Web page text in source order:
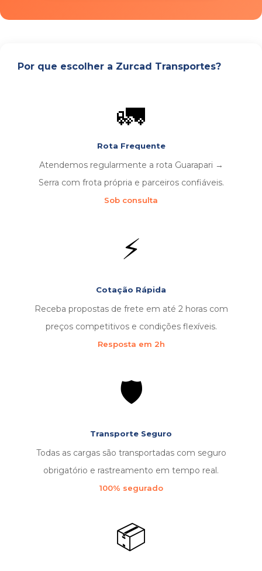
Por que escolher a Zurcad Transportes?
🚛
Rota Frequente
Atendemos regularmente a rota Guarapari →
Serra com frota própria e parceiros confiáveis.
Sob consulta
⚡
Cotação Rápida
Receba propostas de frete em até 2 horas com
preços competitivos e condições flexíveis.
Resposta em 2h
🛡️
Transporte Seguro
Todas as cargas são transportadas com seguro
obrigatório e rastreamento em tempo real.
100% segurado
📦